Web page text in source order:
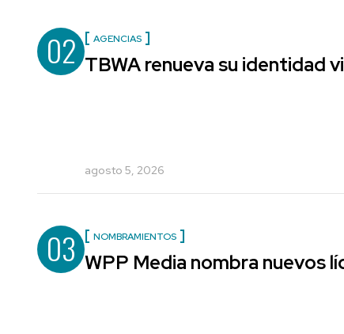
02 AGENCIAS
TBWA renueva su identidad
agosto 5, 2026
03 NOMBRAMIENTOS
WPP Media nombra nuevos